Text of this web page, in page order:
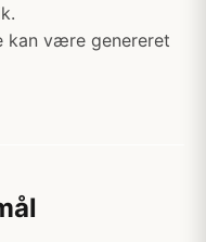
kan være genereret